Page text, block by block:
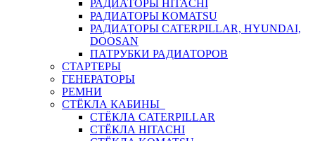
РАДИАТОРЫ HITACHI
РАДИАТОРЫ KOMATSU
РАДИАТОРЫ CATERPILLAR, HYUNDAI,
DOOSAN
ПАТРУБКИ РАДИАТОРОВ
СТАРТЕРЫ
ГЕНЕРАТОРЫ
РЕМНИ
СТЁКЛА КАБИНЫ
СТЁКЛА CATERPILLAR
СТЁКЛА HITACHI